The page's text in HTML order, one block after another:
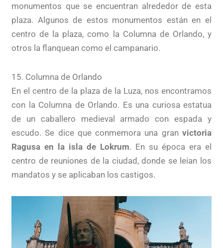
monumentos que se encuentran alrededor de esta
plaza. Algunos de estos monumentos están en el
centro de la plaza, como la Columna de Orlando, y
otros la flanquean como el campanario.
15. Columna de Orlando
En el centro de la plaza de la Luza, nos encontramos
con la Columna de Orlando. Es una curiosa estatua
de un caballero medieval armado con espada y
escudo. Se dice que conmemora una gran victoria
Ragusa en la isla de Lokrum. En su época era el
centro de reuniones de la ciudad, donde se leían los
mandatos y se aplicaban los castigos.